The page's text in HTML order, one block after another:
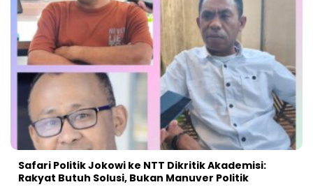
Safari Politik Jokowi ke NTT Dikritik Akademisi:
Rakyat Butuh Solusi, Bukan Manuver Politik